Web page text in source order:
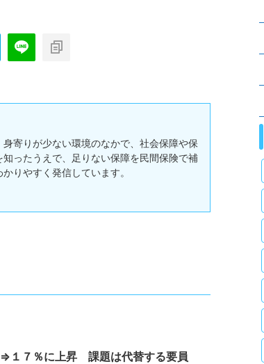
寄りが少ない環境のなかで、社会保障や保
ったうえで、足りない保障を民間保険で補
りやすく発信しています。
１７％に上昇 課題は代替する要員